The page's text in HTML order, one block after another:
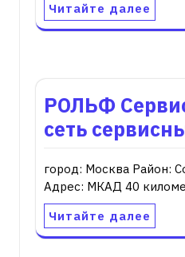
Читайте далее
РОЛЬФ
сеть
город: Москва Район:
Адрес: МКАД 40
Читайте далее